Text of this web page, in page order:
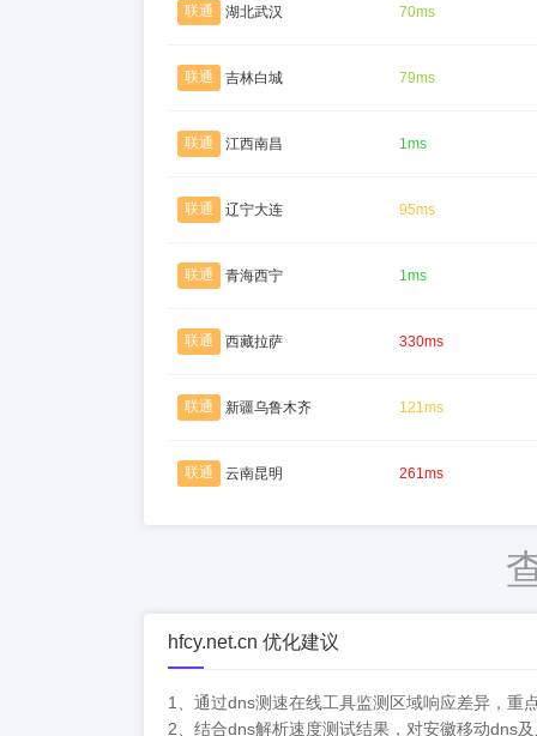
联通 湖北武汉 70ms
联通 吉林白城 79ms
联通 江西南昌 1ms
联通 辽宁大连 95ms
联通 青海西宁 1ms
联通 西藏拉萨 330ms
联通 新疆乌鲁木齐 121ms
联通 云南昆明 261ms
hfcy.net.cn 优化建议
1、通过dns测速在线工具监测区域响应差异，重
2、结合dns解析速度测试结果，对安徽移动dns